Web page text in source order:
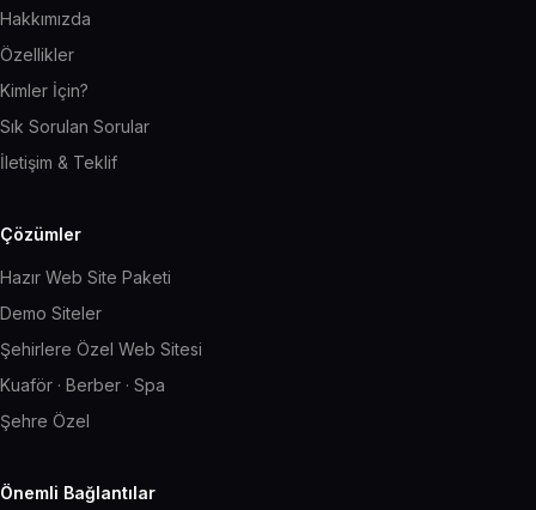
Hakkımızda
Özellikler
Kimler İçin?
Sık Sorulan Sorular
İletişim & Teklif
Çözümler
Hazır Web Site Paketi
Demo Siteler
Şehirlere Özel Web Sitesi
Kuaför · Berber · Spa
Şehre Özel
Önemli Bağlantılar